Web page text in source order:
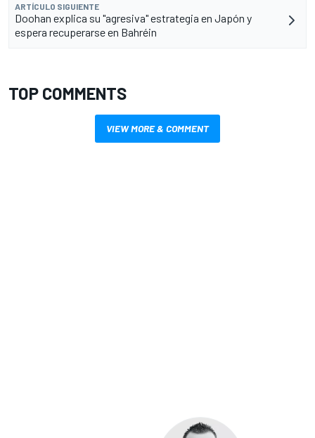
ARTÍCULO SIGUIENTE
Doohan explica su "agresiva" estrategia en Japón y
espera recuperarse en Bahréin
TOP COMMENTS
VIEW MORE & COMMENT